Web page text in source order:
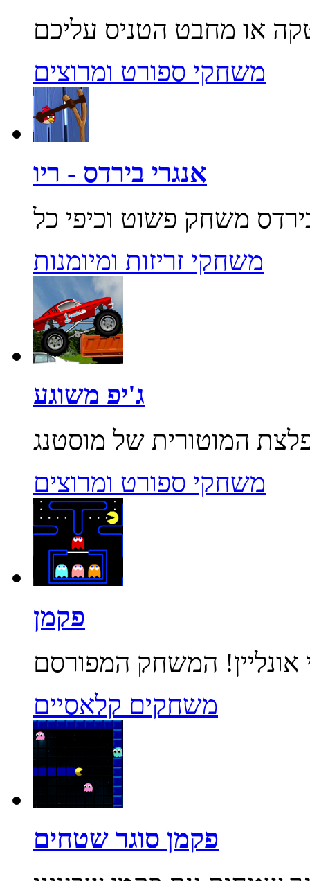
משחקי ספורט ומרוצים
אנגרי בירדס - ריו
משחקי זריזות ומיומנות
ג'יפ משוגע
משחקי ספורט ומרוצים
פקמן
משחקים קלאסיים
פקמן סוגר שטחים